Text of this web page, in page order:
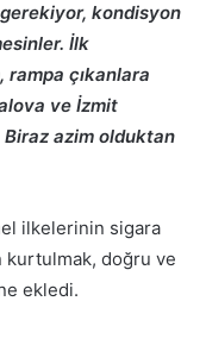
kondisyon
İlk
rampa çıkanlara
ve İzmit
Biraz azim olduktan
ilkelerinin sigara
kurtulmak, doğru ve
ekledi.